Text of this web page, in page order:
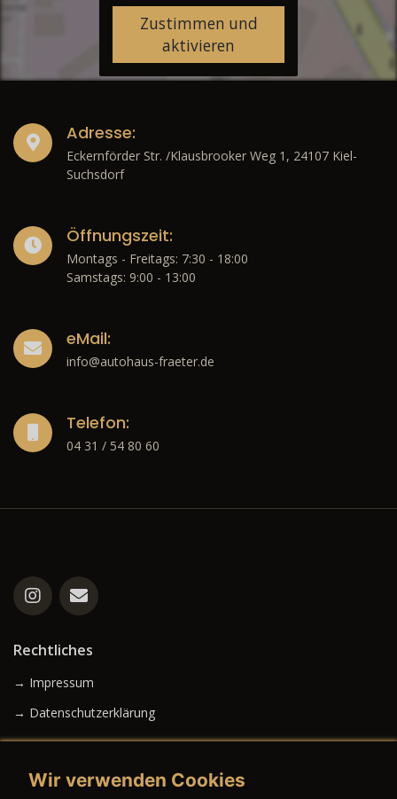
Zustimmen und
aktivieren
Adresse:
Eckernförder Str. /Klausbrooker Weg 1, 24107 Kiel-
Suchsdorf
Öffnungszeit:
Montags - Freitags: 7:30 - 18:00
Samstags: 9:00 - 13:00
eMail:
info@autohaus-fraeter.de
Telefon:
04 31 / 54 80 60
Rechtliches
→ Impressum
→ Datenschutzerklärung
Wir verwenden Cookies